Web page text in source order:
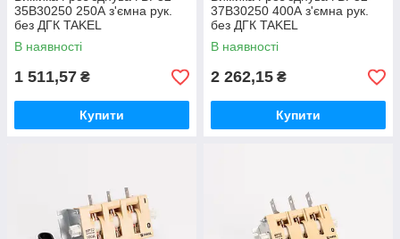
35В30250 250А з'ємна рук.
без ДГК TAKEL
В наявності
1 511,57 ₴
Купити
37В30250 400А з'ємна рук.
без ДГК TAKEL
В наявності
2 262,15 ₴
Купити